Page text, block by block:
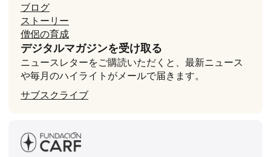
ブログ
ストーリー
僧侶の育成
デジタルマガジンを受け取る
ニュースレターをご購読いただくと、最新ニュース
や毎月のハイライトがメールで届きます。
サブスクライブ